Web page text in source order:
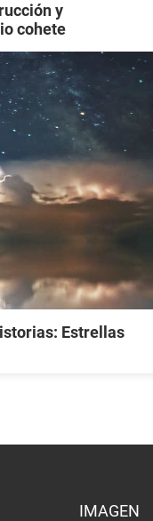
y
cohete
Estrellas
IMAGEN